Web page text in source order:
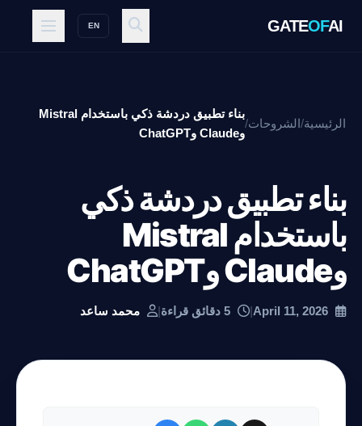
GATEOFAI
EN
الرئيسية/الشروحات/
بناء تطبيق دردشة ذكي باستخدام Mistral
وClaude وChatGPT
بناء تطبيق دردشة ذكي
باستخدام Mistral
وClaude وChatGPT
|
| محمد ساعد